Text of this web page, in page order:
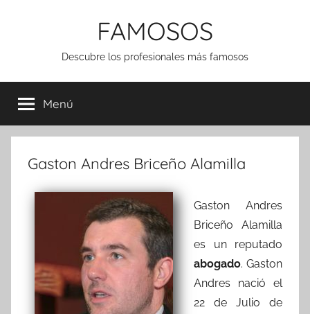
FAMOSOS
Descubre los profesionales más famosos
Menú
Gaston Andres Briceño Alamilla
Gaston Andres
Briceño Alamilla
es un reputado
abogado. Gaston
Andres nació el
22 de Julio de